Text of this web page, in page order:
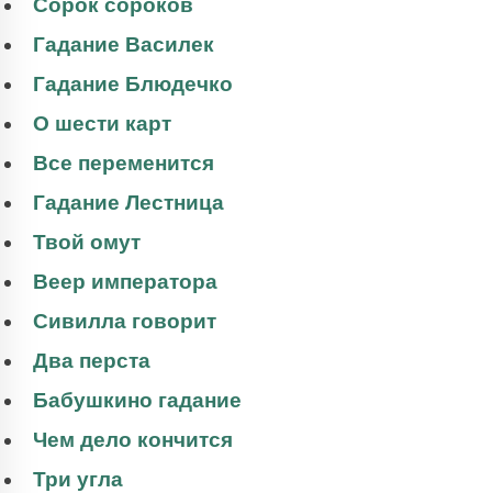
Сорок сороков
Гадание Василек
Гадание Блюдечко
О шести карт
Все переменится
Гадание Лестница
Твой омут
Веер императора
Сивилла говорит
Два перста
Бабушкино гадание
Чем дело кончится
Три угла